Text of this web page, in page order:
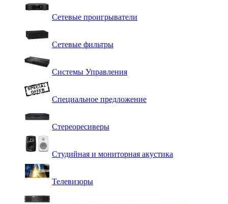
Сетевые проигрыватели
Сетевые фильтры
Системы Управления
Специальное предложение
Стереоресиверы
Студийная и мониторная акустика
Телевизоры